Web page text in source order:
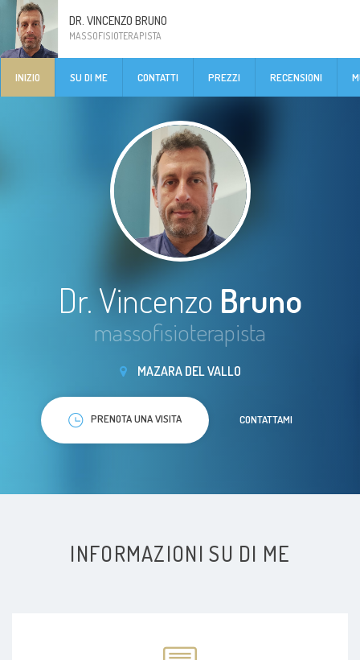
DR. VINCENZO BRUNO
MASSOFISIOTERAPISTA
INIZIO SU DI ME CONTATTI PREZZI RECENSIONI
Dr. Vincenzo Bruno
massofisioterapista
MAZARA DEL VALLO
PRENOTA UNA VISITA CONTATTAMI
INFORMAZIONI SU DI ME